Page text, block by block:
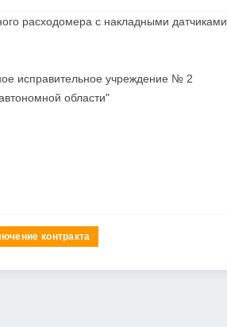
расходомера с накладными датчиками
исправительное учреждение № 2
области"
контракта